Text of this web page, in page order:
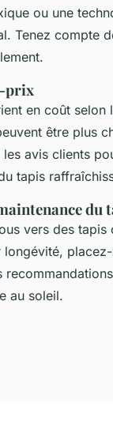
ou une
Tenez compte
prix
en coût selon
être plus
avis clients
tapis
du
vers des tapis
au soleil.